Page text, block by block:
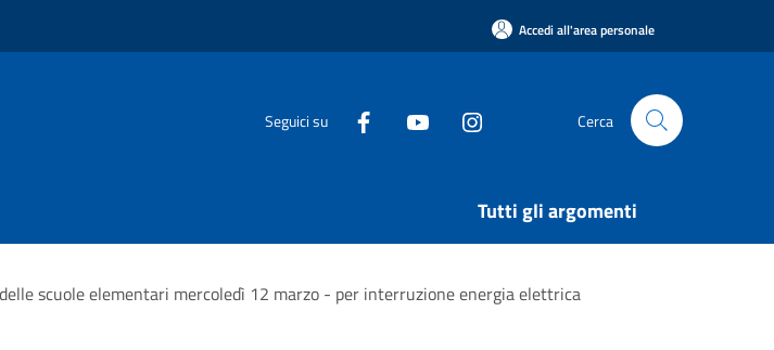
Accedi all'area personale
Seguici su Cerca
Tutti gli argomenti
scuole elementari mercoledì 12 marzo - per interruzione energia elettrica